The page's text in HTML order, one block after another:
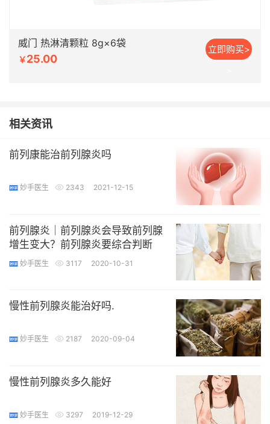
威门 热淋清颗粒 8g×6袋
￥25.00
立即购买>
相关资讯
前列康能治前列腺炎吗
妙手医生 2343 2021-12-15
前列腺炎｜前列腺炎会导致前列腺
增生变大？前列腺炎要综合判断
妙手医生 3117 2020-10-31
慢性前列腺炎能治好吗.
妙手医生 2187 2020-09-04
慢性前列腺炎多久能好
妙手医生 3297 2019-12-29